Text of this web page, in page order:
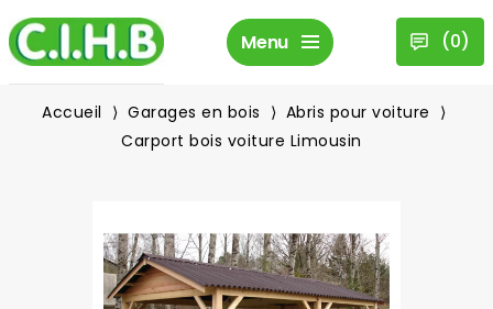
Menu (0)
Accueil Garages en bois
Abris pour voiture
Carport bois voiture Limousin